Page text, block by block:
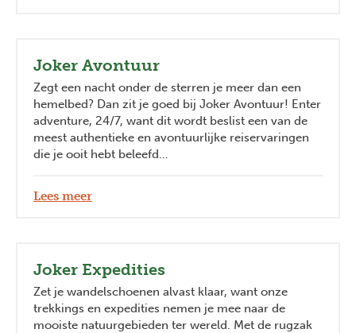
Joker Avontuur
Zegt een nacht onder de sterren je meer dan een
hemelbed? Dan zit je goed bij Joker Avontuur! Enter
adventure, 24/7, want dit wordt beslist een van de
meest authentieke en avontuurlijke reiservaringen
die je ooit hebt beleefd…
Lees meer
Joker Expedities
Zet je wandelschoenen alvast klaar, want onze
trekkings en expedities nemen je mee naar de
mooiste natuurgebieden ter wereld. Met de rugzak